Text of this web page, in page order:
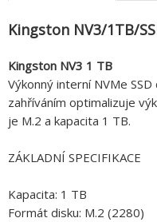
Kingston NV3/1TB/
Kingston NV3 1 TB
Výkonný interní NVMe
zahříváním optimalizuje
je M.2 a kapacita 1 TB.
ZÁKLADNÍ SPECIFIKACE
Kapacita: 1 TB
Formát disku: M.2 (2280)